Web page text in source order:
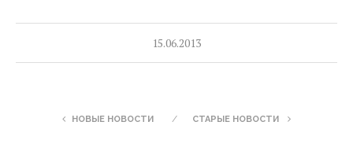
15.06.2013
НОВЫЕ НОВОСТИ СТАРЫЕ НОВОСТИ